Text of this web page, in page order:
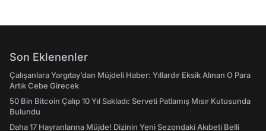
Son Eklenenler
Çalışanlara Yargıtay’dan Müjdeli Haber: Yıllardır Eksik Alınan O Para
Artık Cebe Girecek
50 Bin Bitcoin Çalıp 10 Yıl Sakladı: Serveti Patlamış Mısır Kutusunda
Bulundu
Daha 17 Hayranlarına Müjde! Dizinin Yeni Sezondaki Akıbeti Belli